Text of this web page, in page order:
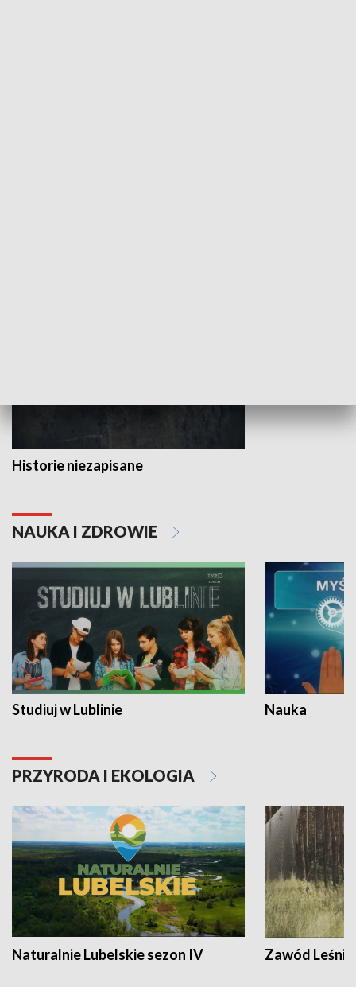
Historie niezapisane
NAUKA I ZDROWIE
Studiuj w Lublinie Nauka
PRZYRODA I EKOLOGIA
Naturalnie Lubelskie sezon IV Zawód Leśnik